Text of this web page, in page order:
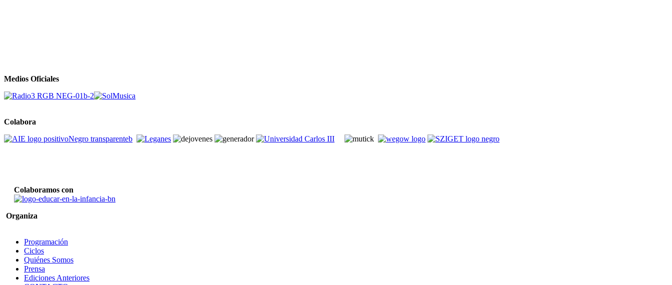
Medios Oficiales
Colabora
Colaboramos con
Organiza
Programación
Ciclos
Quiénes Somos
Prensa
Ediciones Anteriores